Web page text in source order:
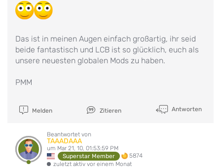
Das ist in meinen Augen einfach großartig, ihr seid
beide fantastisch und LCB ist so glücklich, euch als
unsere neuesten globalen Mods zu haben.
PMM
Melden Zitieren Antworten
Beantwortet von
TAAADAAA
um Mar 21, 10, 01:53:59 PM
Superstar Member
5874
zuletzt aktiv vor einem Monat